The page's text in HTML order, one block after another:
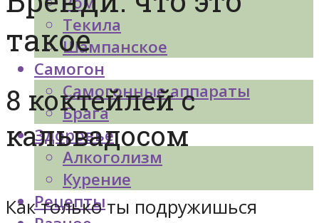
Текила
Шампанское
Самогон
Самогонные аппараты
Брага
Здоровье
Алкоголизм
Курение
Рецепты
такое
8 коктейлей с
кальвадосом
Как только ты подружишься